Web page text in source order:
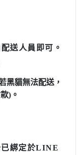
送人員即可。
黑貓無法配送，
) 。
綁定於LINE